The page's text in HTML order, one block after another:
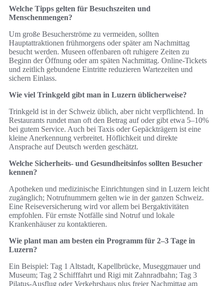
Welche Tipps gelten für Besuchszeiten und
Menschenmengen?
Um große Besucherströme zu vermeiden, sollten
Hauptattraktionen frühmorgens oder später am Nachmittag
besucht werden. Museen offenbaren oft ruhigere Zeiten zu
Beginn der Öffnung oder am späten Nachmittag. Online-Tickets
und zeitlich gebundene Eintritte reduzieren Wartezeiten und
sichern Einlass.
Wie viel Trinkgeld gibt man in Luzern üblicherweise?
Trinkgeld ist in der Schweiz üblich, aber nicht verpflichtend. In
Restaurants rundet man oft den Betrag auf oder gibt etwa 5–10%
bei gutem Service. Auch bei Taxis oder Gepäckträgern ist eine
kleine Anerkennung verbreitet. Höflichkeit und direkte
Ansprache auf Deutsch werden geschätzt.
Welche Sicherheits- und Gesundheitsinfos sollten Besucher
kennen?
Apotheken und medizinische Einrichtungen sind in Luzern leicht
zugänglich; Notrufnummern gelten wie in der ganzen Schweiz.
Eine Reiseversicherung wird vor allem bei Bergaktivitäten
empfohlen. Für ernste Notfälle sind Notruf und lokale
Krankenhäuser zu kontaktieren.
Wie plant man am besten ein Programm für 2–3 Tage in
Luzern?
Ein Beispiel: Tag 1 Altstadt, Kapellbrücke, Museggmauer und
Museum; Tag 2 Schifffahrt und Rigi mit Zahnradbahn; Tag 3
Pilatus-Ausflug oder Verkehrshaus plus freier Nachmittag am